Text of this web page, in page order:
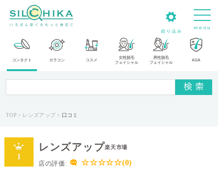
m e n u
コンタクト カラコン コスメ
女性脱毛
フェイシャル
男性脱毛
フェイシャル
AGA
TOP レンズアップ 口コミ
1
レンズアップ楽天市場
店の評価: ☆☆☆☆☆(0)
絞り込み
カ
テ
リ
カ